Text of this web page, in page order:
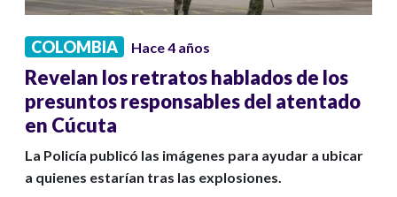
COLOMBIA Hace 4 años
Revelan los retratos hablados de los
presuntos responsables del atentado
en Cúcuta
La Policía publicó las imágenes para ayudar a ubicar
a quienes estarían tras las explosiones.